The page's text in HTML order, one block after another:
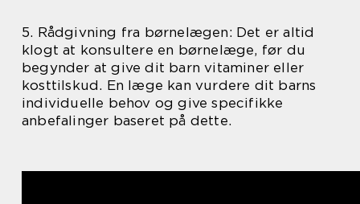
5. Rådgivning fra børnelægen: Det er altid
klogt at konsultere en børnelæge, før du
begynder at give dit barn vitaminer eller
kosttilskud. En læge kan vurdere dit barns
individuelle behov og give specifikke
anbefalinger baseret på dette.